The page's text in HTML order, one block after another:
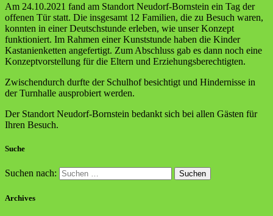
Am 24.10.2021 fand am Standort Neudorf-Bornstein ein Tag der
offenen Tür statt. Die insgesamt 12 Familien, die zu Besuch waren,
konnten in einer Deutschstunde erleben, wie unser Konzept
funktioniert. Im Rahmen einer Kunststunde haben die Kinder
Kastanienketten angefertigt. Zum Abschluss gab es dann noch eine
Konzeptvorstellung für die Eltern und Erziehungsberechtigten.
Zwischendurch durfte der Schulhof besichtigt und Hindernisse in
der Turnhalle ausprobiert werden.
Der Standort Neudorf-Bornstein bedankt sich bei allen Gästen für
Ihren Besuch.
Suche
Suchen nach:
Archives